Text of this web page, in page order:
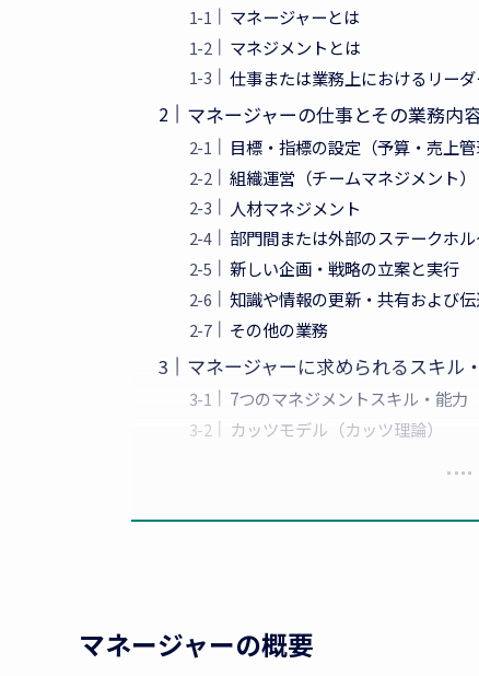
マネージャーとは
マネジメントとは
仕事または業務上におけるリー
マネージャーの仕事とその業務内
目標・指標の設定（予算・売上管
組織運営（チームマネジメント）
人材マネジメント
部門間または外部のステークホ
新しい企画・戦略の立案と実行
知識や情報の更新・共有および
その他の業務
マネージャーに求められるスキル
7つのマネジメントスキル・能力
カッツモデル（カッツ理論）
マネージャーの概要